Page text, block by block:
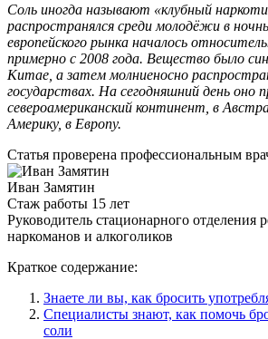
Соль иногда называют «клубный
распространялся среди молодёжи в
европейского рынка началось
примерно с 2008 года. Вещество было
Китае, а затем молниеносно
государствах. На сегодняшний день оно
североамериканский континент, в
Америку, в Европу.
Статья проверена профессиональным
Иван Замятин
Стаж работы 15 лет
Руководитель стационарного отделения
наркоманов и алкоголиков
Краткое содержание:
Знаете ли вы, как бросить
Специалисты знают, как помочь
соли